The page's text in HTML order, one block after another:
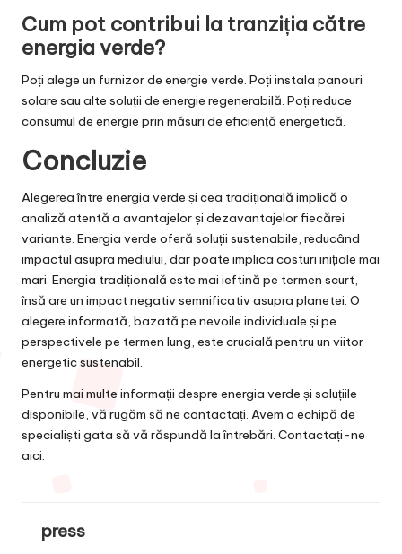
Cum pot contribui la tranziția către
energia verde?
Poți alege un furnizor de energie verde. Poți instala panouri
solare sau alte soluții de energie regenerabilă. Poți reduce
consumul de energie prin măsuri de eficiență energetică.
Concluzie
Alegerea între energia verde și cea tradițională implică o
analiză atentă a avantajelor și dezavantajelor fiecărei
variante. Energia verde oferă soluții sustenabile, reducând
impactul asupra mediului, dar poate implica costuri inițiale mai
mari. Energia tradițională este mai ieftină pe termen scurt,
însă are un impact negativ semnificativ asupra planetei. O
alegere informată, bazată pe nevoile individuale și pe
perspectivele pe termen lung, este crucială pentru un viitor
energetic sustenabil.
Pentru mai multe informații despre energia verde și soluțiile
disponibile, vă rugăm să ne contactați. Avem o echipă de
specialiști gata să vă răspundă la întrebări. Contactați-ne
aici.
press